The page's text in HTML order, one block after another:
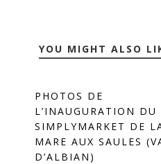
YOU MIGHT ALSO
PHOTOS DE
L’INAUGURATION DU
SIMPLYMARKET DE
MARE AUX SAULES
D’ALBIAN)